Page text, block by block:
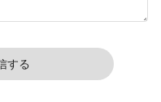
する